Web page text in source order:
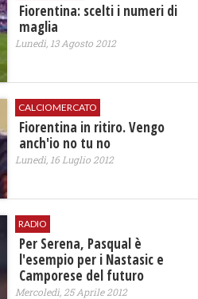
Fiorentina: scelti i numeri di
maglia
Lunedì, 13 Agosto 2012
CALCIOMERCATO
Fiorentina in ritiro. Vengo
anch'io no tu no
Lunedì, 16 Luglio 2012
RADIO
Per Serena, Pasqual è
l'esempio per i Nastasic e
Camporese del futuro
Mercoledì, 25 Aprile 2012